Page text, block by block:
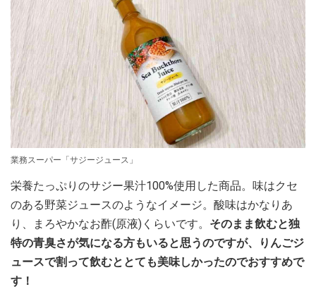
業務スーパー「サジージュース」
栄養たっぷりのサジー果汁100%使用した商品。味はクセ
のある野菜ジュースのようなイメージ。酸味はかなりあ
り、まろやかなお酢(原液)くらいです。 そのまま飲むと独
特の青臭さが気になる方もいると思うのですが、りんごジ
ュースで割って飲むととても美味しかったのでおすすめで
す！